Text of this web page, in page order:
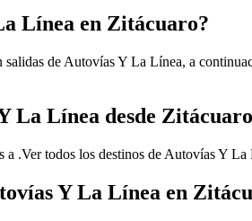
Línea en Zitácuaro?
salidas de Autovías Y La Línea, a
La Línea desde
a .Ver todos los destinos de Autovías Y La
Y La Línea en